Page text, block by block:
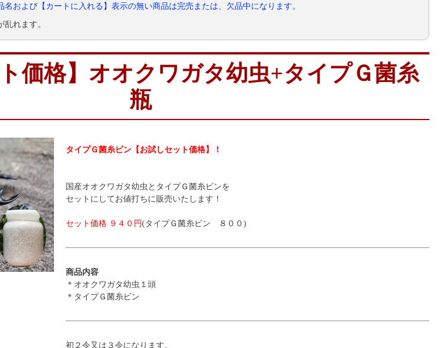
名および【カートに入れる】表示の無い商品は完売または、欠品中になります。
れます。
ト価格】オオクワガタ幼虫+タイプＧ菌糸
瓶
タイプＧ菌糸ビン【お試しセット価格】！
国産オオクワガタ幼虫とタイプＧ菌糸ビンを
セットにしてお値打ちに販売いたします！
セット価格 ９４０円(タイプＧ菌糸ビン ８００)
商品内容
＊オオクワガタ幼虫１頭
＊タイプＧ菌糸ビン
初２令又は３令になります。